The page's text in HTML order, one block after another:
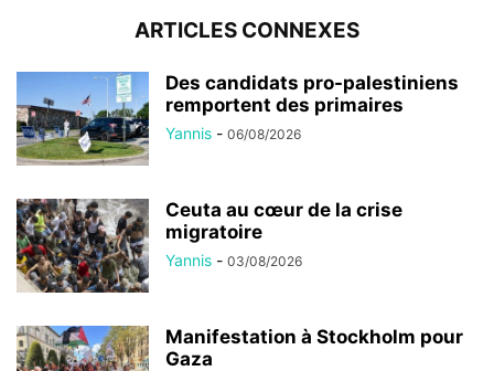
ARTICLES CONNEXES
Des candidats pro-palestiniens
remportent des primaires
Yannis - 06/08/2026
Ceuta au cœur de la crise
migratoire
Yannis - 03/08/2026
Manifestation à Stockholm pour
Gaza